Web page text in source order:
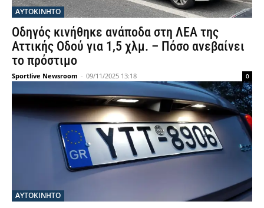
ΑΥΤΟΚΙΝΗΤΟ
Οδηγός κινήθηκε ανάποδα στη ΛΕΑ της
Αττικής Οδού για 1,5 χλμ. – Πόσο ανεβαίνει
το πρόστιμο
Sportlive Newsroom - 09/11/2025 13:18 0
ΑΥΤΟΚΙΝΗΤΟ